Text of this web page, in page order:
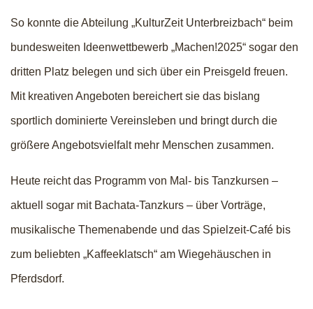
So konnte die Abteilung „KulturZeit Unterbreizbach“ beim
bundesweiten Ideenwettbewerb „Machen!2025“ sogar den
dritten Platz belegen und sich über ein Preisgeld freuen.
Mit kreativen Angeboten bereichert sie das bislang
sportlich dominierte Vereinsleben und bringt durch die
größere Angebotsvielfalt mehr Menschen zusammen.
Heute reicht das Programm von Mal- bis Tanzkursen –
aktuell sogar mit Bachata-Tanzkurs – über Vorträge,
musikalische Themenabende und das Spielzeit-Café bis
zum beliebten „Kaffeeklatsch“ am Wiegehäuschen in
Pferdsdorf.